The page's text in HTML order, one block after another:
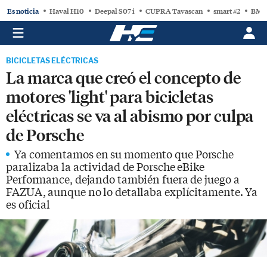
Es noticia Haval H10 Deepal S07 i CUPRA Tavascan smart #2
BICICLETAS ELÉCTRICAS
La marca que creó el concepto de
motores 'light' para bicicletas
eléctricas se va al abismo por culpa
de Porsche
Ya comentamos en su momento que Porsche
paralizaba la actividad de Porsche eBike
Performance, dejando también fuera de juego a
FAZUA, aunque no lo detallaba explícitamente. Ya
es oficial